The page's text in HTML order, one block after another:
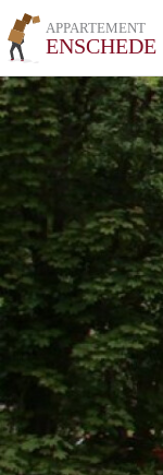
APPARTEMENT
ENSCHEDE